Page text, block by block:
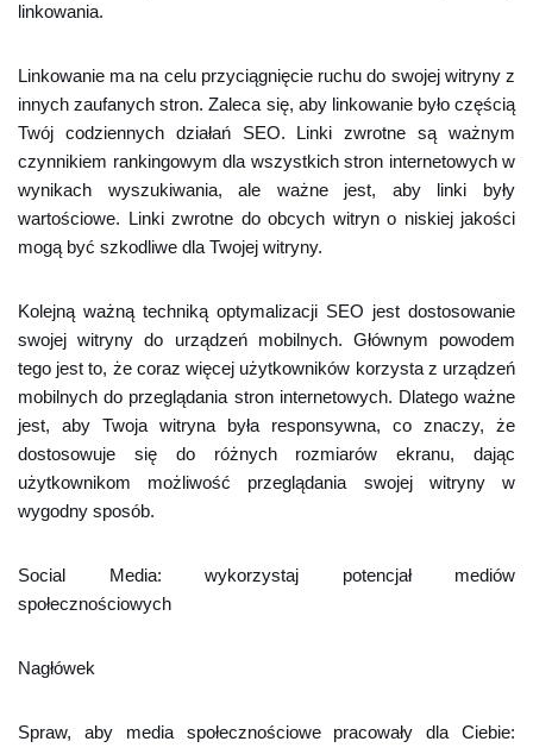
linkowania.
Linkowanie ma na celu przyciągnięcie ruchu do swojej witryny z
innych zaufanych stron. Zaleca się, aby linkowanie było częścią
Twój codziennych działań SEO. Linki zwrotne są ważnym
czynnikiem rankingowym dla wszystkich stron internetowych w
wynikach wyszukiwania, ale ważne jest, aby linki były
wartościowe. Linki zwrotne do obcych witryn o niskiej jakości
mogą być szkodliwe dla Twojej witryny.
Kolejną ważną techniką optymalizacji SEO jest dostosowanie
swojej witryny do urządzeń mobilnych. Głównym powodem
tego jest to, że coraz więcej użytkowników korzysta z urządzeń
mobilnych do przeglądania stron internetowych. Dlatego ważne
jest, aby Twoja witryna była responsywna, co znaczy, że
dostosowuje się do różnych rozmiarów ekranu, dając
użytkownikom możliwość przeglądania swojej witryny w
wygodny sposób.
Social Media: wykorzystaj potencjał mediów
społecznościowych
Nagłówek
Spraw, aby media społecznościowe pracowały dla Ciebie: